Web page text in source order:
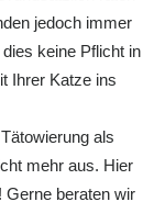
jedoch immer
keine Pflicht in
Ihrer Katze ins
als
mehr aus. Hier
Gerne beraten wir